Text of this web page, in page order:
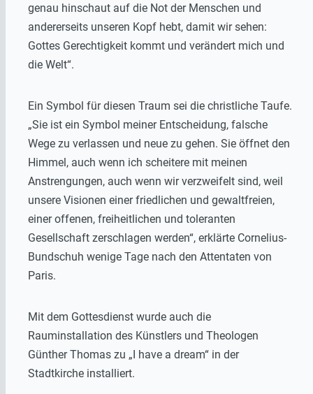
genau hinschaut auf die Not der Menschen und
andererseits unseren Kopf hebt, damit wir sehen:
Gottes Gerechtigkeit kommt und verändert mich und
die Welt“.
Ein Symbol für diesen Traum sei die christliche Taufe.
„Sie ist ein Symbol meiner Entscheidung, falsche
Wege zu verlassen und neue zu gehen. Sie öffnet den
Himmel, auch wenn ich scheitere mit meinen
Anstrengungen, auch wenn wir verzweifelt sind, weil
unsere Visionen einer friedlichen und gewaltfreien,
einer offenen, freiheitlichen und toleranten
Gesellschaft zerschlagen werden“, erklärte Cornelius-
Bundschuh wenige Tage nach den Attentaten von
Paris.
Mit dem Gottesdienst wurde auch die
Rauminstallation des Künstlers und Theologen
Günther Thomas zu „I have a dream“ in der
Stadtkirche installiert.